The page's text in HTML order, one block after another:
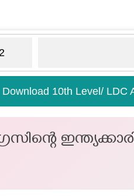
Download 10th Level/ LDC